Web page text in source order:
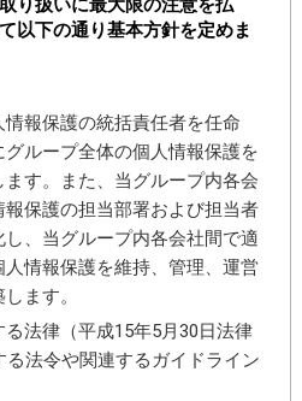
り扱いに最大限の注意を払
以下の通り基本方針を定めま
報保護の統括責任者を任命
グループ全体の個人情報保護を
す。また、当グループ内各会
保護の担当部署および担当者
、当グループ内各会社間で適
情報保護を維持、管理、運営
ます。
法律（平成15年5月30日法律
法令や関連するガイドライン